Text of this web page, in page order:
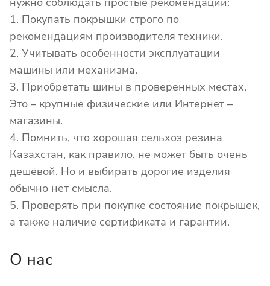
1. Покупать покрышки строго по
рекомендациям производителя техники.
2. Учитывать особенности эксплуатации
машины или механизма.
3. Приобретать шины в проверенных местах.
Это – крупные физические или Интернет –
магазины.
4. Помнить, что хорошая сельхоз резина
Казахстан, как правило, не может быть очень
дешёвой. Но и выбирать дорогие изделия
обычно нет смысла.
5. Проверять при покупке состояние покрышек,
а также наличие сертификата и гарантии.
О нас